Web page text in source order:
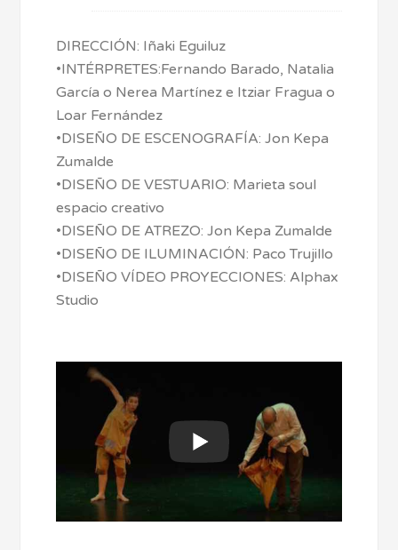
DIRECCIÓN: Iñaki Eguiluz
•INTÉRPRETES:Fernando Barado, Natalia
García o Nerea Martínez e Itziar Fragua o
Loar Fernández
•DISEÑO DE ESCENOGRAFÍA: Jon Kepa
Zumalde
•DISEÑO DE VESTUARIO: Marieta soul
espacio creativo
•DISEÑO DE ATREZO: Jon Kepa Zumalde
•DISEÑO DE ILUMINACIÓN: Paco Trujillo
•DISEÑO VÍDEO PROYECCIONES: Alphax
Studio